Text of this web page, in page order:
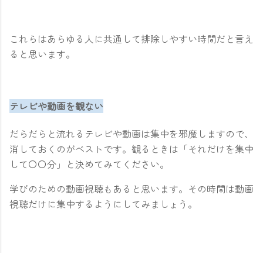
これらはあらゆる人に共通して排除しやすい時間だと言え
ると思います。
テレビや動画を観ない
だらだらと流れるテレビや動画は集中を邪魔しますので、
消しておくのがベストです。観るときは「それだけを集中
して〇〇分」と決めてみてください。
学びのための動画視聴もあると思います。その時間は動画
視聴だけに集中するようにしてみましょう。